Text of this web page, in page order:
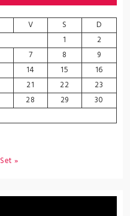
V S
D
1
2
7 8
9
14 15
16
21 22
23
28 29
30
Set »